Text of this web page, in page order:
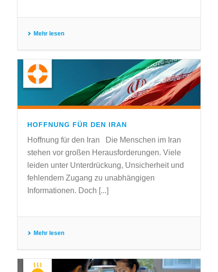
Mehr lesen
HOFFNUNG FÜR DEN IRAN
Hoffnung für den Iran Die Menschen im Iran
stehen vor großen Herausforderungen. Viele
leiden unter Unterdrückung, Unsicherheit und
fehlendem Zugang zu unabhängigen
Informationen. Doch [...]
Mehr lesen